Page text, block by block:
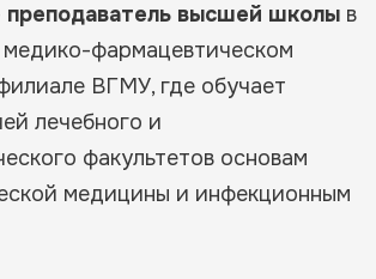
преподаватель высшей школы в
фармацевтическом
ВГМУ, где обучает
лечебного и
факультетов основам
медицины и инфекционным